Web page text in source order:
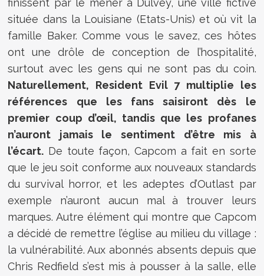
finissent par le mener à Dulvey, une ville fictive
située dans la Louisiane (Etats-Unis) et où vit la
famille Baker. Comme vous le savez, ces hôtes
ont une drôle de conception de l’hospitalité,
surtout avec les gens qui ne sont pas du coin.
Naturellement, Resident Evil 7 multiplie les
références que les fans saisiront dès le
premier coup d’œil, tandis que les profanes
n’auront jamais le sentiment d’être mis à
l’écart. De toute façon, Capcom a fait en sorte
que le jeu soit conforme aux nouveaux standards
du survival horror, et les adeptes d’Outlast par
exemple n’auront aucun mal à trouver leurs
marques. Autre élément qui montre que Capcom
a décidé de remettre l’église au milieu du village :
la vulnérabilité. Aux abonnés absents depuis que
Chris Redfield s’est mis à pousser à la salle, elle